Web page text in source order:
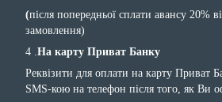
(після попередньої сплати авансу 20%
замовлення)
4 . На карту Приват Банку
Реквізити для оплати на карту Приват
SMS-кою на телефон після того, як Ви